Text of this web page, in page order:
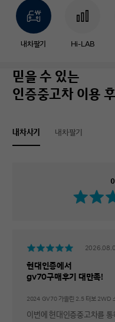
내차팔기 Hi-LAB
믿을 수 있는
인증중고차 이용 후
내차사기 내차팔기
현대인증에서
gv70구매후기 대만족!
이번에 현대인증중고차를